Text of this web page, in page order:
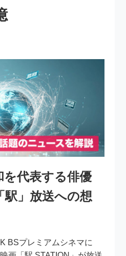
代表する俳優
駅」放送への想
BSプレミアムシネマに